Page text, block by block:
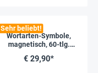
Sehr beliebt!
Wortarten-Symbole,
magnetisch, 60-tlg.
€ 29,90*